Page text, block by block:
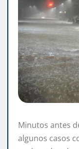
Minutos antes
algunos casos